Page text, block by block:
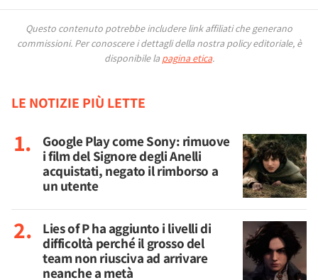
Questo contenuto potrebbe includere link affiliati che generano
commissioni. Per conoscere i dettagli della nostra policy editoriale, è
disponibile la pagina etica.
LE NOTIZIE PIÙ LETTE
Google Play come Sony: rimuove
i film del Signore degli Anelli
acquistati, negato il rimborso a
un utente
Lies of P ha aggiunto i livelli di
difficoltà perché il grosso del
team non riusciva ad arrivare
neanche a metà